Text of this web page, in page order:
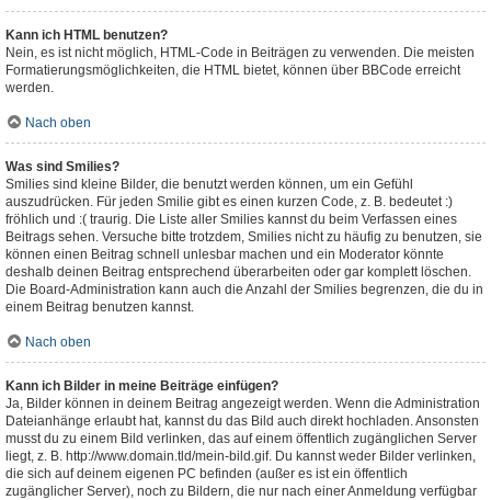
Kann ich HTML benutzen?
Nein, es ist nicht möglich, HTML-Code in Beiträgen zu verwenden. Die meisten
Formatierungsmöglichkeiten, die HTML bietet, können über BBCode erreicht
werden.
Nach oben
Was sind Smilies?
Smilies sind kleine Bilder, die benutzt werden können, um ein Gefühl
auszudrücken. Für jeden Smilie gibt es einen kurzen Code, z. B. bedeutet :)
fröhlich und :( traurig. Die Liste aller Smilies kannst du beim Verfassen eines
Beitrags sehen. Versuche bitte trotzdem, Smilies nicht zu häufig zu benutzen, sie
können einen Beitrag schnell unlesbar machen und ein Moderator könnte
deshalb deinen Beitrag entsprechend überarbeiten oder gar komplett löschen.
Die Board-Administration kann auch die Anzahl der Smilies begrenzen, die du in
einem Beitrag benutzen kannst.
Nach oben
Kann ich Bilder in meine Beiträge einfügen?
Ja, Bilder können in deinem Beitrag angezeigt werden. Wenn die Administration
Dateianhänge erlaubt hat, kannst du das Bild auch direkt hochladen. Ansonsten
musst du zu einem Bild verlinken, das auf einem öffentlich zugänglichen Server
liegt, z. B. http://www.domain.tld/mein-bild.gif. Du kannst weder Bilder verlinken,
die sich auf deinem eigenen PC befinden (außer es ist ein öffentlich
zugänglicher Server), noch zu Bildern, die nur nach einer Anmeldung verfügbar